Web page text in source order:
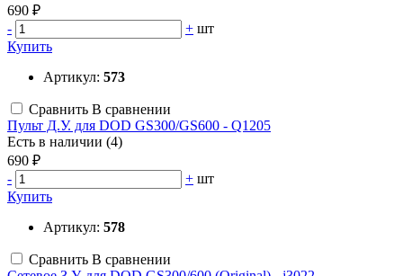
690 ₽
-
+ шт
Купить
Артикул: 573
Сравнить В сравнении
Пульт Д.У. для DOD GS300/GS600 - Q1205
Есть в наличии (4)
690 ₽
-
+ шт
Купить
Артикул: 578
Сравнить В сравнении